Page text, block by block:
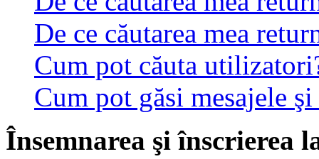
De ce căutarea mea
Cum pot căuta
Cum pot găsi mesajele
Însemnarea şi înscrierea